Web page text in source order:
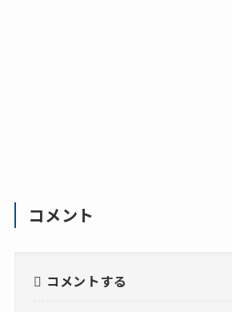
コメント
コメントする